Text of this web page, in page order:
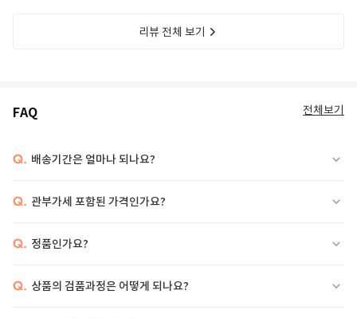
리뷰 전체 보기
FAQ 전체보기
Q. 배송기간은 얼마나 되나요?
Q. 관부가세 포함된 가격인가요?
Q. 정품인가요?
Q. 상품의 검품과정은 어떻게 되나요?